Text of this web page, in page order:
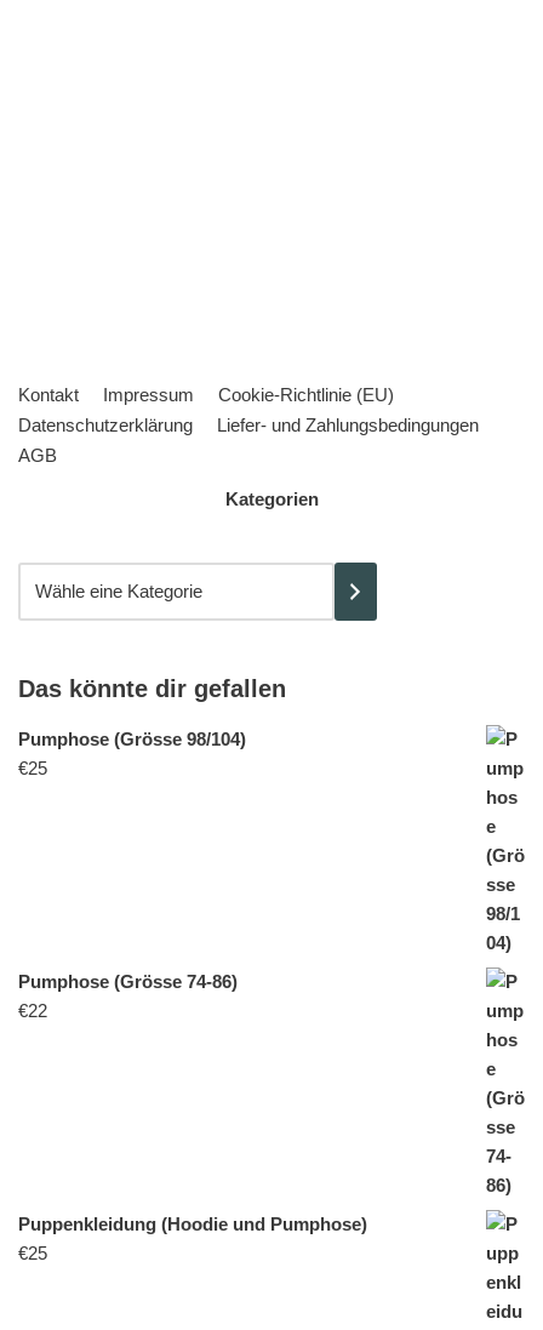
Kontakt Impressum
Cookie-Richtlinie (EU)
Datenschutzerklärung
Liefer- und Zahlungsbedingungen
AGB
Kategorien
Das könnte dir gefallen
Pumphose (Grösse 98/104)
€25
Pumphose (Grösse 74-86)
€22
Puppenkleidung (Hoodie und Pumphose)
€25